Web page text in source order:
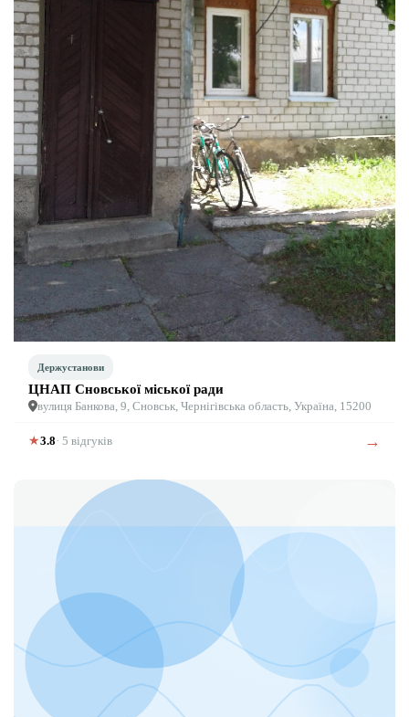
Держустанови
ЦНАП Сновської міської ради
вулиця Банкова, 9, Сновськ, Чернігівська область, Україна, 15200
★3.8· 5 відгуків →